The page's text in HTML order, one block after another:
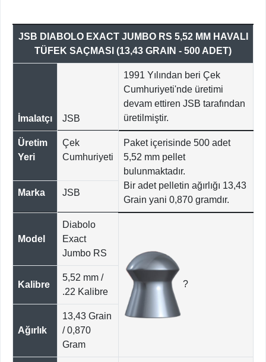
JSB DIABOLO EXACT JUMBO RS 5,52 MM HAVALI
TÜFEK SAÇMASI (13,43 GRAIN - 500 ADET)
İmalatçı JSB
1991 Yılından beri Çek
Cumhuriyeti'nde üretimi
devam ettiren JSB tarafından
üretilmiştir.
Üretim
Yeri
Çek
Cumhuriyeti
Paket içerisinde 500 adet
5,52 mm pellet
bulunmaktadır.
Bir adet pelletin ağırlığı 13,43
Grain yani 0,870 gramdır.
Marka JSB
Model
Diabolo
Exact
Jumbo RS
?
Kalibre
5,52 mm /
.22 Kalibre
Ağırlık
13,43 Grain
/ 0,870
Gram